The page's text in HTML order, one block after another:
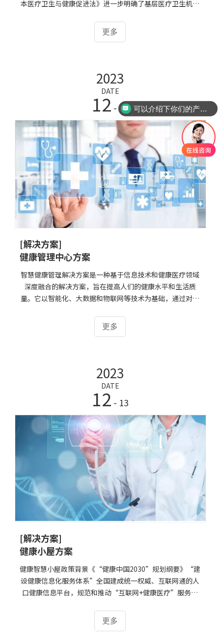
本医疗卫生与健康促进法》进一步明确了基层医疗卫生机构
提出“共建共享、全民健康”，是建设健康中国的战略主
题。核心是以人民健康为中心，坚持以基层为重点推行健康
更多
2023
DATE
12 - 13
[解决方案]
健康管理中心方案
智慧健康管理解决方案是一种基于信息技术和健康医疗领域
深度融合的解决方案，旨在提高人们的健康水平和生活质
量。它以智能化、大数据和物联网等技术为基础，通过对个
性化的健康管理服务和风险预警，帮助人们更好地管理自己
的健康，预防和控制疾病的发生和发展。智慧健康管理解决
信息，如心率、血压、血糖、睡眠质量等。2. 数据处理和分
析：对采集的健康数据进行处理和分析，识别异常情况和风
险因素，生成健康报告和预警信息。3. 个性化健康管理服
务：根据个人的健康状
更多
2023
DATE
12 - 13
[解决方案]
健康小屋方案
健康智慧小屋政策背景《“健康中国2030”规划纲要》“建
设健康信息化服务体系”全国建成统一权威、互联网通的人
口健康信息平台，规范和推动“互联网+健康医疗”服务，
预防、治疗、康复和健康管理 一体化的国民健康信息服务。
健康小屋介绍“健康小屋”是指把健康体检一体机整合在一
更多
可以介绍下你们的产品么？